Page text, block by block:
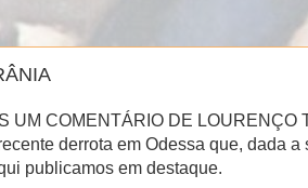
UM COMENTÁRIO DE LOURENÇO
derrota em Odessa que, dada a
publicamos em destaque.